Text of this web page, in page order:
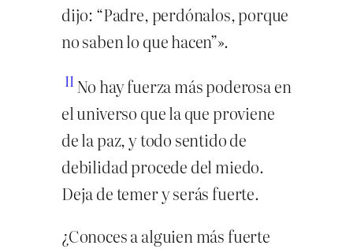
dijo: “Padre, perdónalos, porque
no saben lo que hacen”».
II No hay fuerza más poderosa en
el universo que la que proviene
de la paz, y todo sentido de
debilidad procede del miedo.
Deja de temer y serás fuerte.
¿Conoces a alguien más fuerte